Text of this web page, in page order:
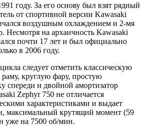
году. За его основу был взят рядный
от спортивной версии Kawasaki
воздушным охлаждением и 2-мя
Несмотря на архаичность Kawasaki
почти 17 лет и был официально
в 2006 году.
следует отметить классическую
круглую фару, простую
спереди и двойной амортизатор
Zephyr 750 не отличается
характеристиками и выдает
максимальный крутящий момент (59
уже на 7500 об/мин.